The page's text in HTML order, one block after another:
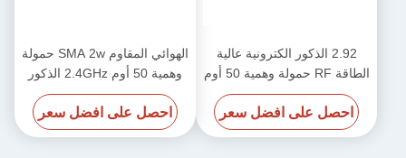
2.92 الذكور الكترونية عالية
الطاقة RF حمولة وهمية 50 أوم
DC-40GHz 20W
احصل على افضل سعر
الهوائي المقاوم SMA 2w حمولة
وهمية 50 أوم 2.4GHz الذكور
50
احصل على افضل سعر